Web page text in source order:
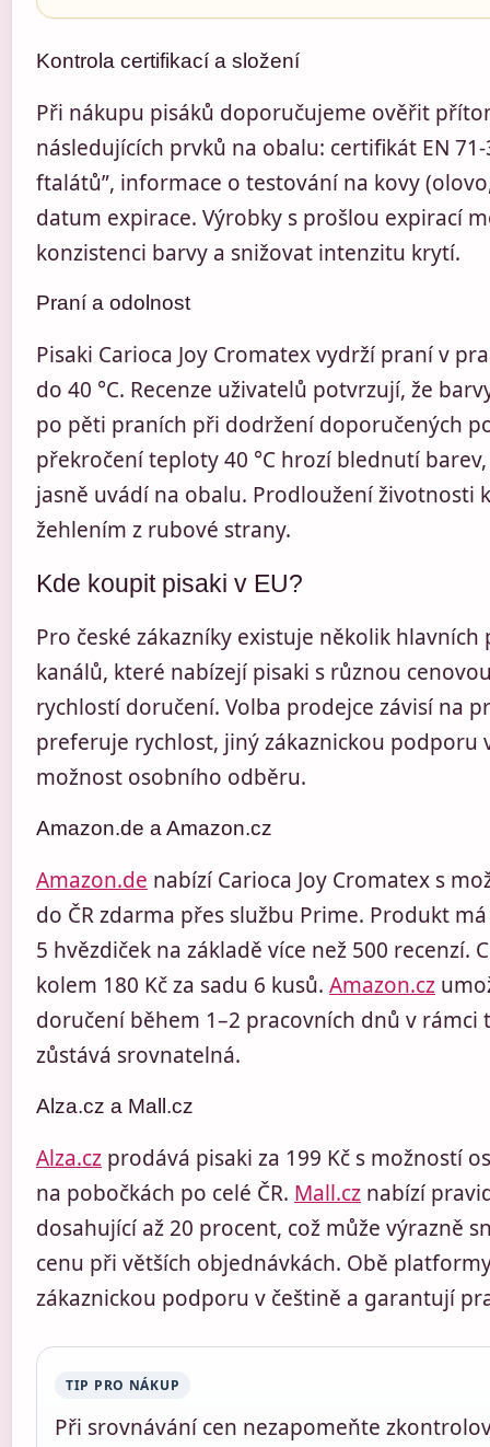
Kontrola certifikací a složení
Při nákupu pisáků doporučujeme ověřit
následujících prvků na obalu: certifikát EN 71-
ftalátů”, informace o testování na kovy
datum expirace. Výrobky s prošlou expirací
konzistenci barvy a snižovat intenzitu krytí.
Praní a odolnost
Pisaki Carioca Joy Cromatex vydrží praní v
do 40 °C. Recenze uživatelů potvrzují, že
po pěti praních při dodržení doporučených
překročení teploty 40 °C hrozí blednutí
jasně uvádí na obalu. Prodloužení životnosti
žehlením z rubové strany.
Kde koupit pisaki v EU?
Pro české zákazníky existuje několik
kanálů, které nabízejí pisaki s různou
rychlostí doručení. Volba prodejce závisí na
preferuje rychlost, jiný zákaznickou podporu
možnost osobního odběru.
Amazon.de a Amazon.cz
Amazon.de nabízí Carioca Joy Cromatex s
do ČR zdarma přes službu Prime. Produkt
5 hvězdiček na základě více než 500 recenzí.
kolem 180 Kč za sadu 6 kusů. Amazon.cz
doručení během 1–2 pracovních dnů v rámci
zůstává srovnatelná.
Alza.cz a Mall.cz
Alza.cz prodává pisaki za 199 Kč s možností
na pobočkách po celé ČR. Mall.cz nabízí
dosahující až 20 procent, což může výrazně
cenu při větších objednávkách. Obě
zákaznickou podporu v češtině a garantují
TIP PRO NÁKUP
Při srovnávání cen nezapomeňte